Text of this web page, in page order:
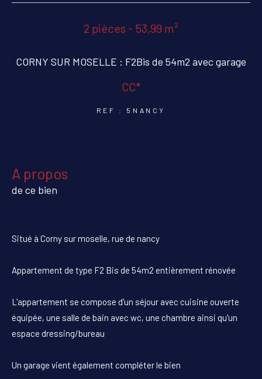
2 pièces - 53,99 m²
CORNY SUR MOSELLE : F2Bis de 54m2 avec garage
CC*
REF : 5NANCY
a propos
de ce bien
Situé à Corny sur moselle, rue de nancy
Appartement de type F2 Bis de 54m2 entièrement rénovée
L'appartement se compose d'un séjour avec cuisine ouverte
équipée, une salle de bain avec wc, une chambre ainsi qu'un
espace dressing/bureau
Un garage vient également compléter le bien